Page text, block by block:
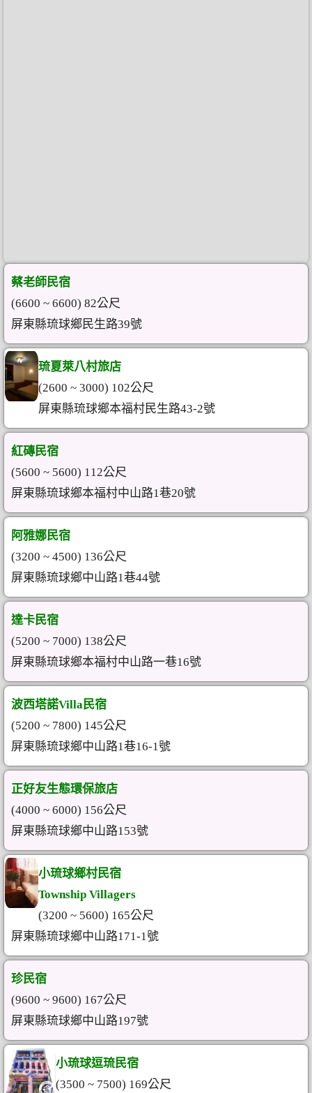
蔡老師民宿
(6600 ~ 6600) 82公尺
屏東縣琉球鄉民生路39號
琉夏萊八村旅店
(2600 ~ 3000) 102公尺
屏東縣琉球鄉本福村民生路43-2號
紅磚民宿
(5600 ~ 5600) 112公尺
屏東縣琉球鄉本福村中山路1巷20號
阿雅娜民宿
(3200 ~ 4500) 136公尺
屏東縣琉球鄉中山路1巷44號
達卡民宿
(5200 ~ 7000) 138公尺
屏東縣琉球鄉本福村中山路一巷16號
波西塔諾Villa民宿
(5200 ~ 7800) 145公尺
屏東縣琉球鄉中山路1巷16-1號
正好友生態環保旅店
(4000 ~ 6000) 156公尺
屏東縣琉球鄉中山路153號
小琉球鄉村民宿
Township Villagers
(3200 ~ 5600) 165公尺
屏東縣琉球鄉中山路171-1號
珍民宿
(9600 ~ 9600) 167公尺
屏東縣琉球鄉中山路197號
小琉球逗琉民宿
(3500 ~ 7500) 169公尺